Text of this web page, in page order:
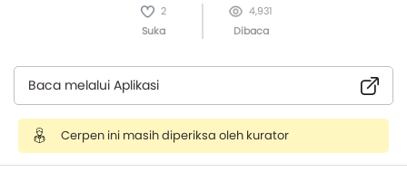
2
Suka
4,931
Dibaca
Baca melalui Aplikasi
Cerpen ini masih diperiksa oleh kurator